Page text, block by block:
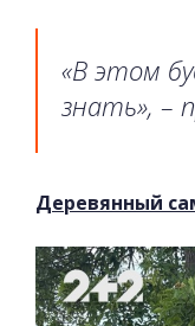
«В этом
знать», –
Деревянный